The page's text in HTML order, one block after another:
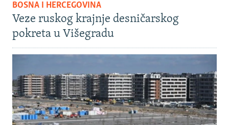
BOSNA I HERCEGOVINA
Veze ruskog krajnje desničarskog
pokreta u Višegradu